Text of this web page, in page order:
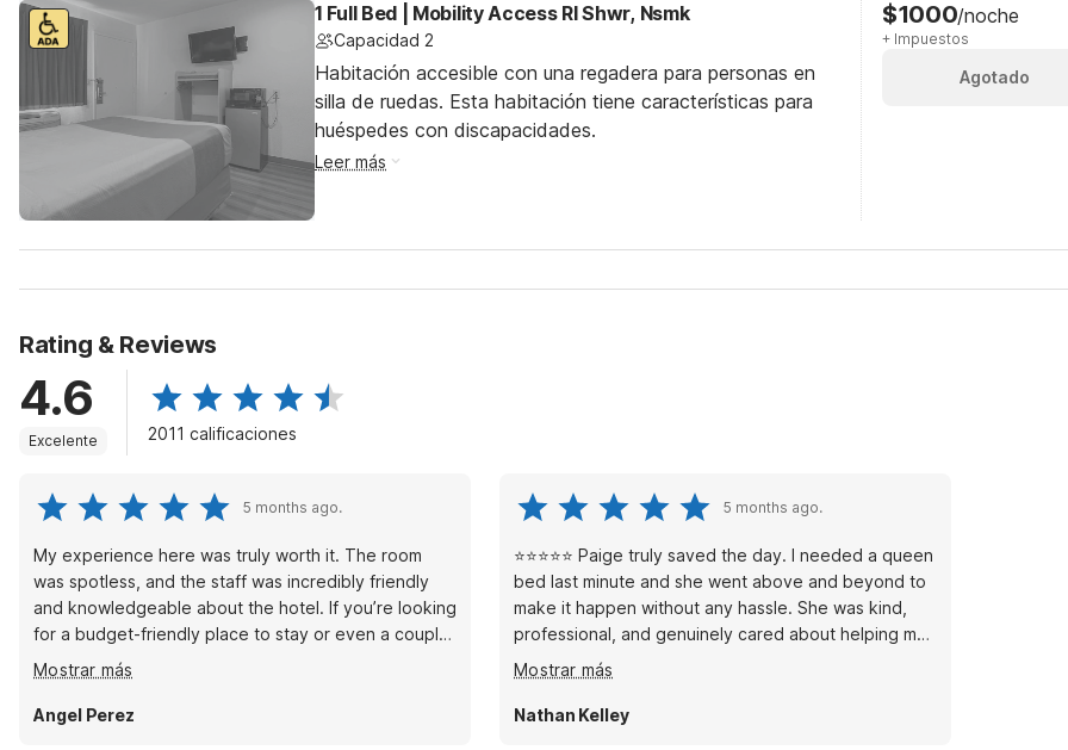
1 Full Bed | Mobility Access RI Shwr, Nsmk
Capacidad 2
Habitación accesible con una regadera para personas en
silla de ruedas. Esta habitación tiene características para
huéspedes con discapacidades.
Leer más
$1000/noche
+ Impuestos
Agotado
Rating & Reviews
4.6
Excelente 2011 calificaciones
5 months ago.
My experience here was truly worth it. The room
was spotless, and the staff was incredibly friendly
and knowledgeable about the hotel. If you’re looking
for a budget-friendly place to stay or even a couple
of hours for a side trade, this is the place to be.
Brenda at the front desk was a lifesaver, helping me
find my way to my room so that my meeting partner
Mostrar más
Angel Perez
5 months ago.
⭐⭐⭐⭐⭐ Paige truly saved the day. I needed a queen
bed last minute and she went above and beyond to
make it happen without any hassle. She was kind,
professional, and genuinely cared about helping me
out, which made a stressful moment way easier.
Customer service like that is rare these days, and
Paige absolutely delivered. Huge thank you to her
Mostrar más
Nathan Kelley